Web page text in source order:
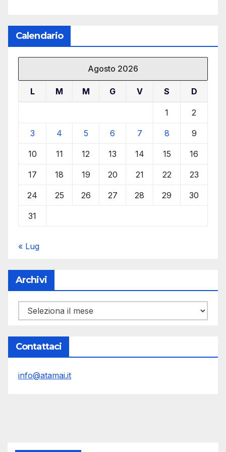
Calendario
Agosto 2026
L M M G V S D
1 2
3 4 5 6 7 8 9
10 11 12 13 14 15 16
17 18 19 20 21 22 23
24 25 26 27 28 29 30
31
« Lug
Archivi
Archivi
Contattaci
info@atamai.it